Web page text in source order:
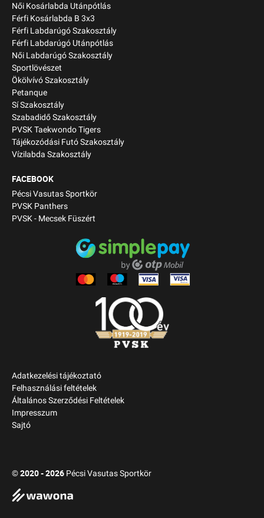
Női Kosárlabda Utánpótlás
Férfi Kosárlabda B 3x3
Férfi Labdarúgó Szakosztály
Férfi Labdarúgó Utánpótlás
Női Labdarúgó Szakosztály
Sportlövészet
Ökölvívó Szakosztály
Petanque
Sí Szakosztály
Szabadidő Szakosztály
PVSK Taekwondo Tigers
Tájékozódási Futó Szakosztály
Vízilabda Szakosztály
FACEBOOK
Pécsi Vasutas Sportkör
PVSK Panthers
PVSK - Mecsek Füszért
Adatkezelési tájékoztató
Felhasználási feltételek
Általános Szerződési Feltételek
Impresszum
Sajtó
©2020 - 2026 Pécsi Vasutas Sportkör